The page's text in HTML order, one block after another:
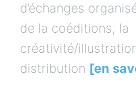
d’échanges
de la coéditions, la
créativité/
distribution [en